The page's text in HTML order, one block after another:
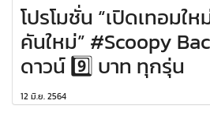
โปรโมชั่น “เปิดเทอมใ
คันใหม่” #Scoopy
ดาวน์ 9️⃣ บาท ทุกรุ่น
12 มิ.ย. 2564